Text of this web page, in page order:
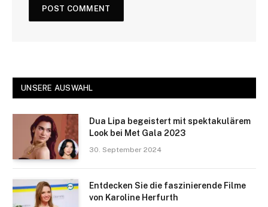
UNSERE AUSWAHL
Dua Lipa begeistert mit spektakulärem
Look bei Met Gala 2023
30. September 2024
Entdecken Sie die faszinierende Filme
von Karoline Herfurth